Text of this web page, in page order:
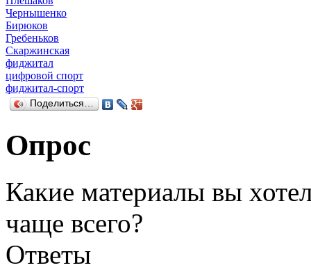
Чернышенко
Бирюков
Гребеньков
Скаржинская
фиджитал
цифровой спорт
фиджитал-спорт
Поделиться…
Опрос
Какие материалы вы
чаще всего?
Ответы